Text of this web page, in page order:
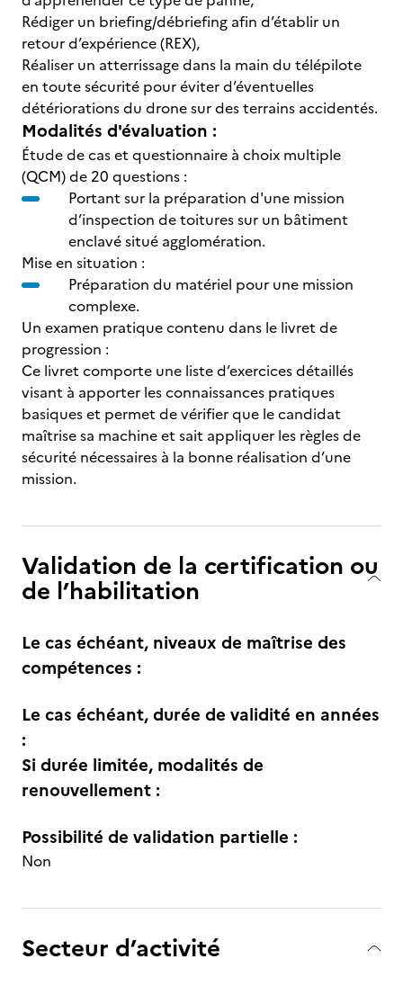
Rédiger un briefing/débriefing afin d’établir un
retour d’expérience (REX),
Réaliser un atterrissage dans la main du télépilote
en toute sécurité pour éviter d’éventuelles
détériorations du drone sur des terrains accidentés.
Modalités d'évaluation :
Étude de cas et questionnaire à choix multiple
(QCM) de 20 questions :
Portant sur la préparation d'une mission
d’inspection de toitures sur un bâtiment
enclavé situé agglomération.
Mise en situation :
Préparation du matériel pour une mission
complexe.
Un examen pratique contenu dans le livret de
progression :
Ce livret comporte une liste d’exercices détaillés
visant à apporter les connaissances pratiques
basiques et permet de vérifier que le candidat
maîtrise sa machine et sait appliquer les règles de
sécurité nécessaires à la bonne réalisation d’une
mission.
Validation de la certification ou
de l’habilitation
Le cas échéant, niveaux de maîtrise des
compétences :
Le cas échéant, durée de validité en années
:
Si durée limitée, modalités de
renouvellement :
Possibilité de validation partielle :
Non
Secteur d’activité